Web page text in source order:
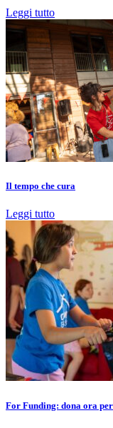
Leggi tutto
Il tempo che cura
Leggi tutto
For Funding: dona ora